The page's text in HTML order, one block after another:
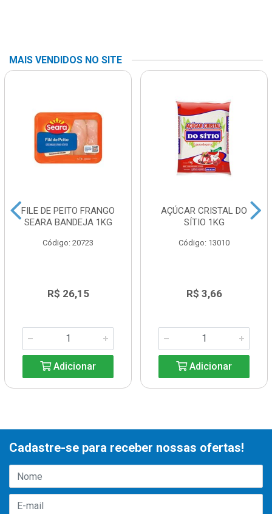
MAIS VENDIDOS NO SITE
FILE DE PEITO FRANGO
SEARA BANDEJA 1KG
Código: 20723
R$ 26,15
Adicionar
AÇÚCAR CRISTAL DO
SÍTIO 1KG
Código: 13010
R$ 3,66
Adicionar
Cadastre-se para receber nossas ofertas!